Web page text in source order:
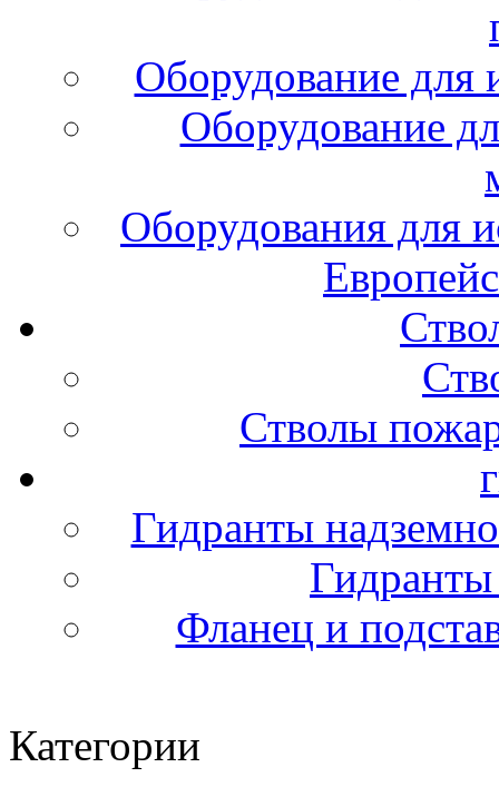
Оборудование для
Оборудование
Оборудования для
Стволы
Гидранты
Фланец и
Категории